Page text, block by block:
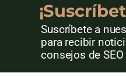
Suscríbete a
para recibir
consejos de